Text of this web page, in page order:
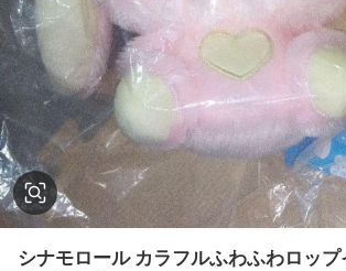
シナモロール カラフルふわふわロッ